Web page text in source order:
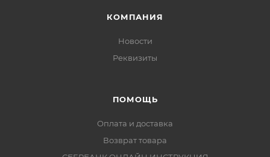
КОМПАНИЯ
Новости
Реквизиты
ПОМОЩЬ
Оплата и доставка
Возврат товара